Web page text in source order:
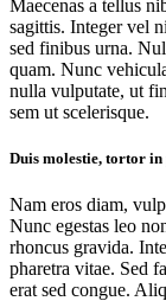
Maecenas a tellus
sagittis. Integer vel
sed finibus urna.
quam. Nunc
nulla vulputate, ut
sem ut scelerisque.
Duis molestie, tortor
Nam eros diam,
Nunc egestas leo
rhoncus gravida.
pharetra vitae. Sed
erat sed congue.